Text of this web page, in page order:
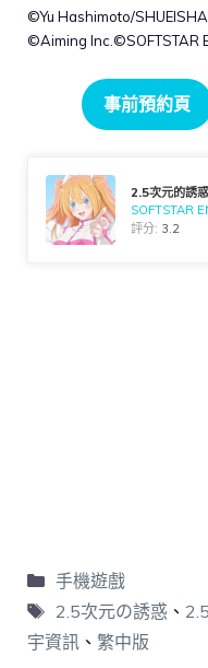
©Yu Hashimoto/
©Aiming Inc.©SOFTSTAR
事前預約頁
2.5次元的誘
SOFTSTAR
評分: 3.2
手機遊戲
2.5次元の誘惑、
宇資訊 、 繁中版